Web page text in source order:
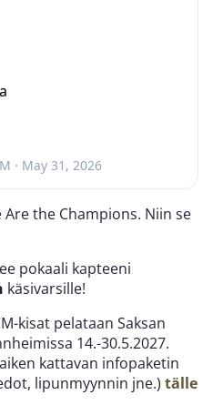
· May 31, 2026
Are the Champions. Niin se
pokaali kapteeni
käsivarsille!
kisat pelataan Saksan
14.-30.5.2027.
kattavan infopaketin
lipunmyynnin jne.) tälle